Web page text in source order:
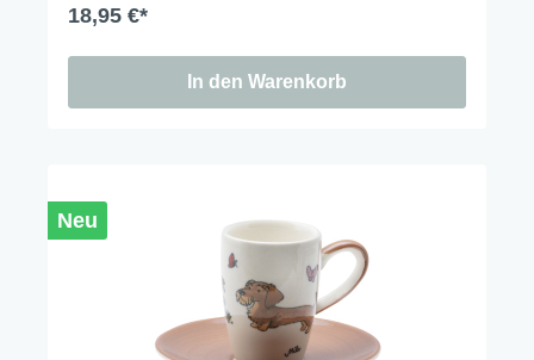
18,95 €*
In den Warenkorb
Neu